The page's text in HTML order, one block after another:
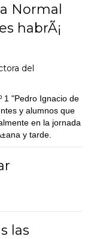
Normal
habrÃ¡
del
1 "Pedro Ignacio de
y alumnos que
en la jornada
y tarde.
las